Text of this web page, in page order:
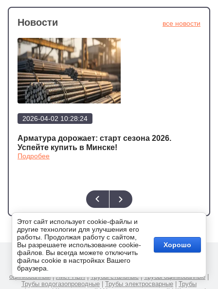
Новости все новости
2026-04-02 10:28:24
Арматура дорожает: старт сезона 2026.
Успейте купить в Минске!
Подробее
Арматура|Металлоштакетник|Профнастил
Сетка рабица
оцинкованный|Лист ПВЛ|Трубы стальные|Трубы оцинкованные|
Трубы водогазопроводные
Трубы электросварные
Трубы
Этот сайт использует cookie-файлы и
другие технологии для улучшения его
работы. Продолжая работу с сайтом,
Вы разрешаете использование cookie-
файлов. Вы всегда можете отключить
файлы cookie в настройках Вашего
браузера.
Хорошо